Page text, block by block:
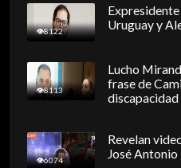
8122
Uruguay y
8113
Lucho
frase de
discapacidad
6074
Revelan
José Antonio